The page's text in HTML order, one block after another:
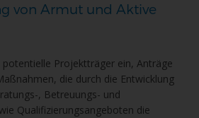
von Armut und Aktive
potentielle Projektträger ein, Anträge
die durch die Entwicklung
, Betreuungs- und
Qualifizierungsangeboten die